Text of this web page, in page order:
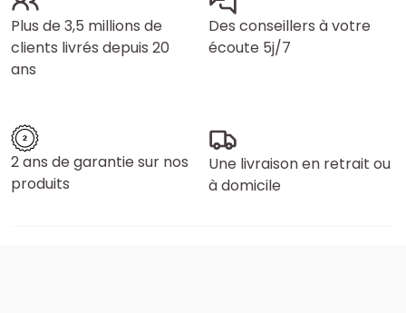
Plus de 3,5 millions de
clients livrés depuis 20
ans
Des conseillers à votre
écoute 5j/7
2 ans de garantie sur nos
produits
Une livraison en retrait ou
à domicile